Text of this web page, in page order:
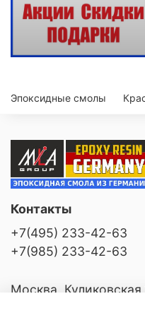
Эпоксидные смолы
Контакты
+7(495) 233-42-63
+7(985) 233-42-63
Москва,